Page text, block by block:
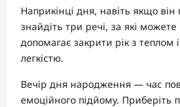
Наприкінці дня, навіть якщо
знайдіть три речі, за які
допомагає закрити рік з теплом
легкістю.
Вечір дня народження — час
емоційного підйому. Приберіть